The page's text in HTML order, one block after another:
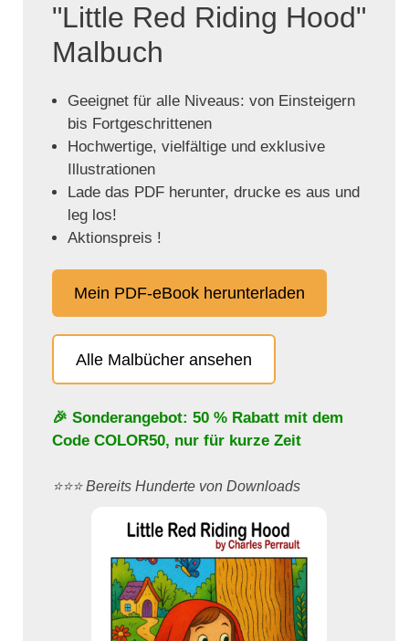
"Little Red Riding Hood"
Malbuch
Geeignet für alle Niveaus: von Einsteigern
bis Fortgeschrittenen
Hochwertige, vielfältige und exklusive
Illustrationen
Lade das PDF herunter, drucke es aus und
leg los!
Aktionspreis !
Mein PDF-eBook herunterladen
Alle Malbücher ansehen
🎉 Sonderangebot: 50 % Rabatt mit dem
Code COLOR50, nur für kurze Zeit
⭐️⭐️⭐️ Bereits Hunderte von Downloads